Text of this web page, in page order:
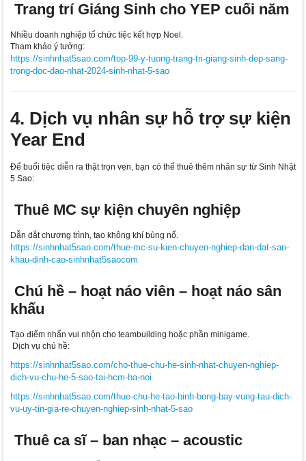
Trang trí Giáng Sinh cho YEP cuối năm
Nhiều doanh nghiệp tổ chức tiệc kết hợp Noel.
Tham khảo ý tưởng:
https://sinhnhat5sao.com/top-99-y-tuong-trang-tri-giang-sinh-dep-sang-
trong-doc-dao-nhat-2024-sinh-nhat-5-sao
4. Dịch vụ nhân sự hỗ trợ sự kiện
Year End
Để buổi tiệc diễn ra thật trọn vẹn, bạn có thể thuê thêm nhân sự từ Sinh Nhật
5 Sao:
Thuê MC sự kiện chuyên nghiệp
Dẫn dắt chương trình, tạo không khí bùng nổ.
https://sinhnhat5sao.com/thue-mc-su-kien-chuyen-nghiep-dan-dat-san-
khau-dinh-cao-sinhnhat5saocom
Chú hề – hoạt náo viên – hoạt náo sân
khấu
Tạo điểm nhấn vui nhộn cho teambuilding hoặc phần minigame.
Dịch vụ chú hề:
https://sinhnhat5sao.com/cho-thue-chu-he-sinh-nhat-chuyen-nghiep-
dich-vu-chu-he-5-sao-tai-hcm-ha-noi
https://sinhnhat5sao.com/thue-chu-he-tao-hinh-bong-bay-vung-tau-dich-
vu-uy-tin-gia-re-chuyen-nghiep-sinh-nhat-5-sao
Thuê ca sĩ – ban nhạc – acoustic